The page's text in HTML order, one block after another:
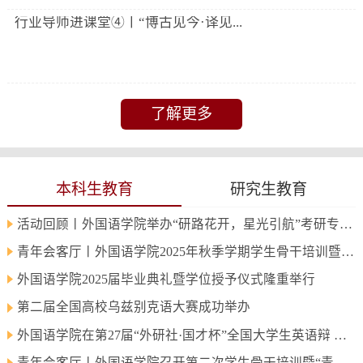
行业导师进课堂④丨“博古见今·译见...
了解更多
本科生教育 研究生教育
活动回顾丨外国语学院举办“研路花开，星光引航”考研专…
青年会客厅丨外国语学院2025年秋季学期学生骨干培训暨“…
外国语学院2025届毕业典礼暨学位授予仪式隆重举行
第二届全国高校乌兹别克语大赛成功举办
外国语学院在第27届“外研社·国才杯”全国大学生英语辩 …